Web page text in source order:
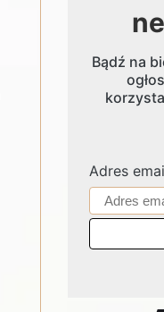
Bądź na
Adres